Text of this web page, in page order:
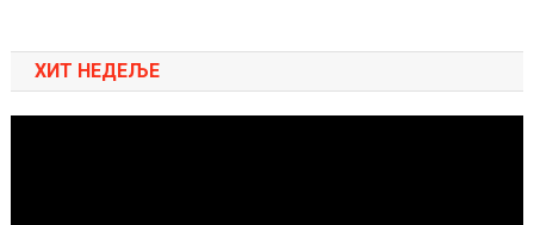
ХИТ НЕДЕЉЕ